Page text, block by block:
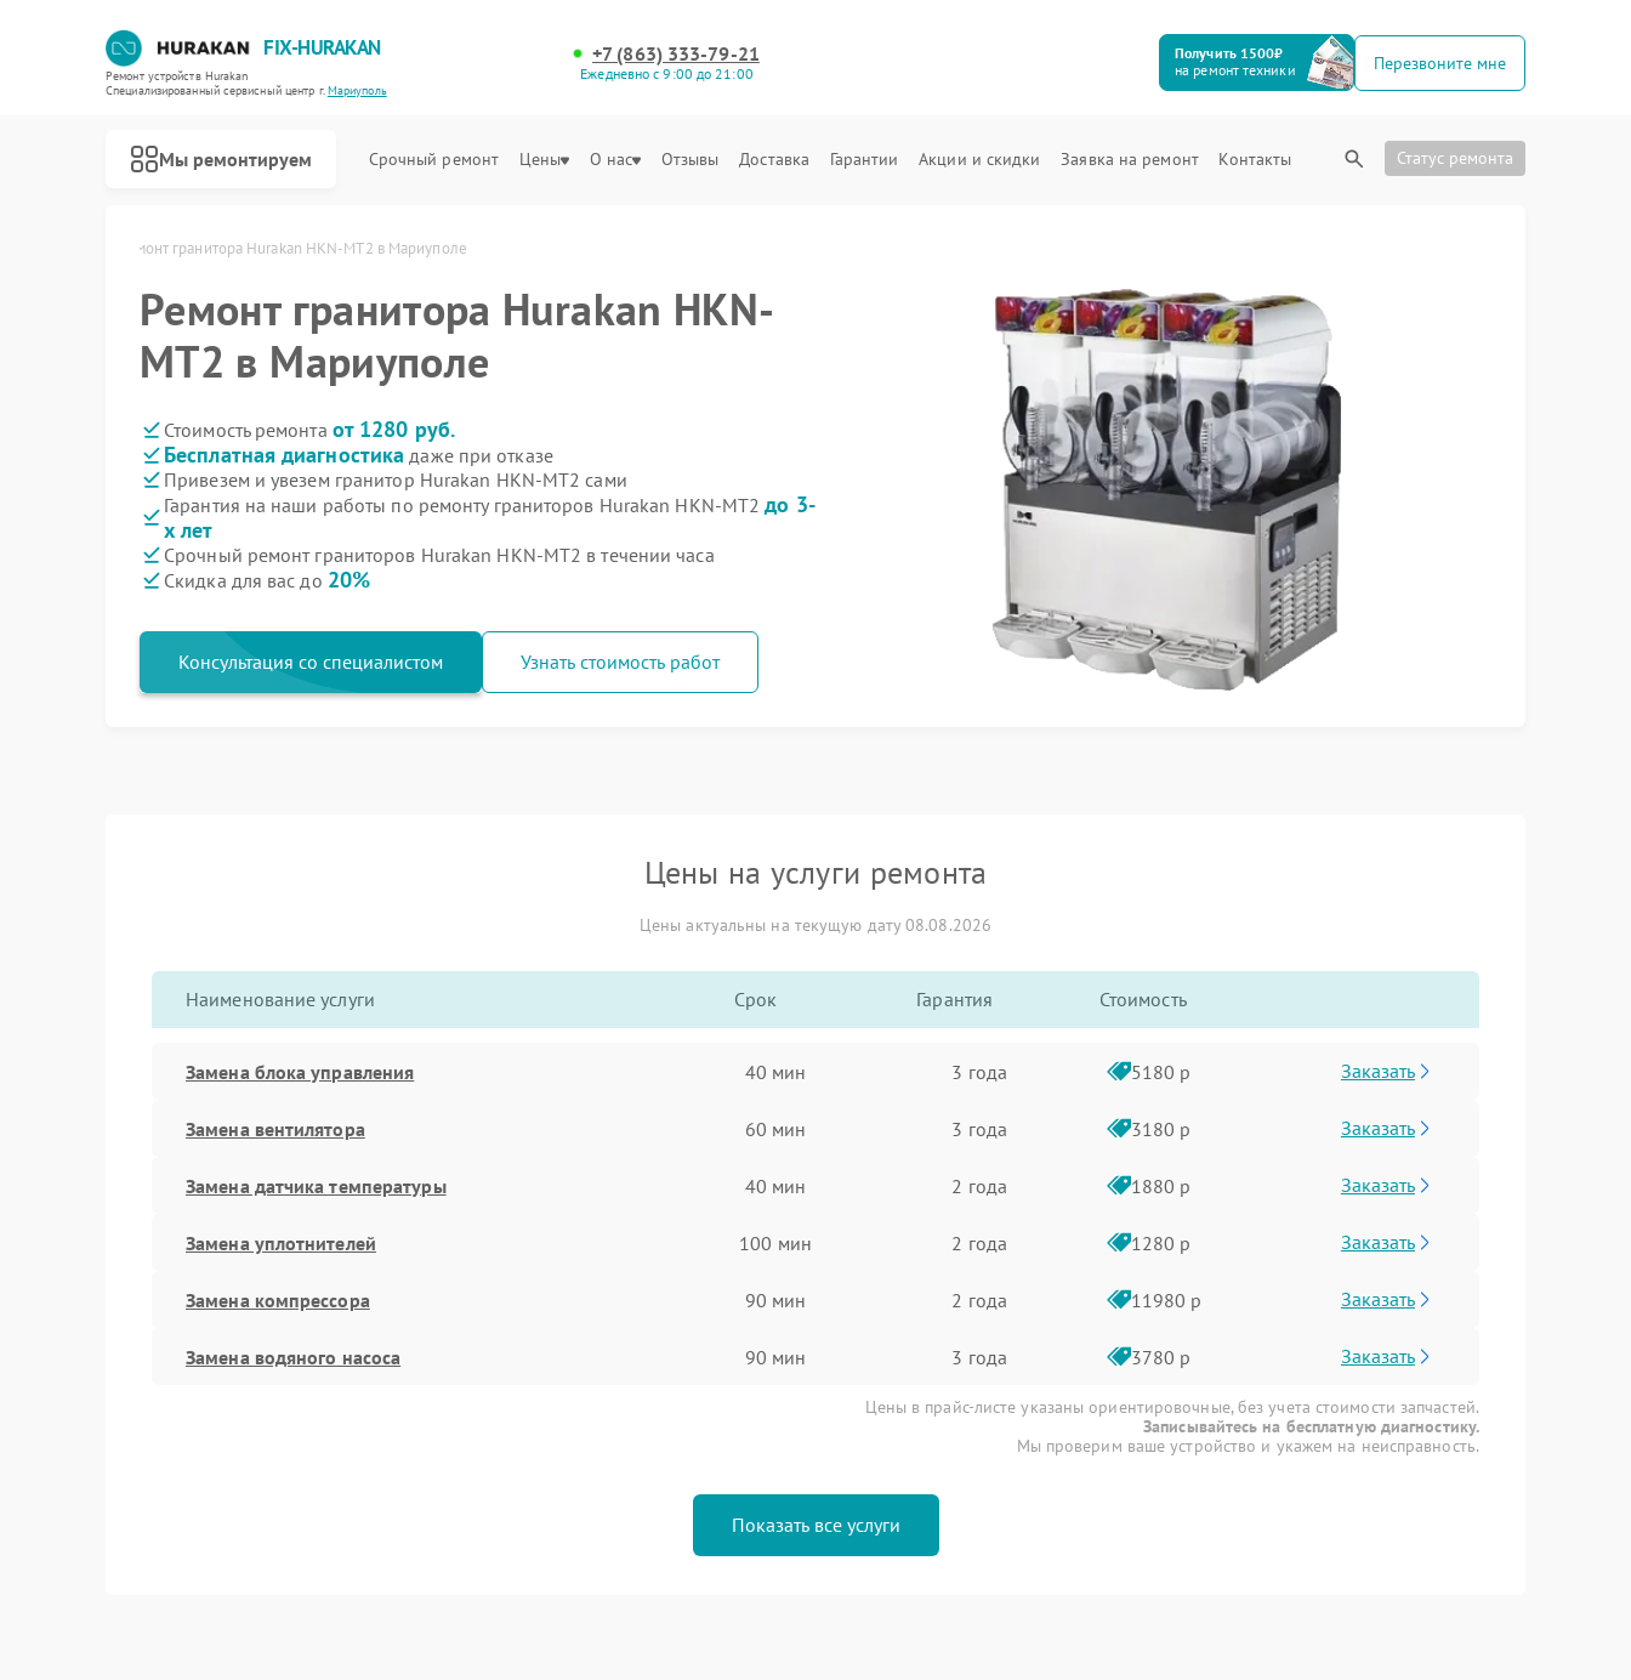
FIX-HURAKAN
Ремонт устройств Hurakan
Специализированный cервисный центр г.Мариуполь
+7 (863) 333-79-21
Ежедневно с 9:00 до 21:00
Получить 1500₽
на ремонт техники
Перезвоните мне
Мы ремонтируем Срочный ремонт Цены О нас Отзывы Доставка Гарантии Акции и скидки Заявка на ремонт Контакты Статус ремонта
Ремонт гранитора Hurakan HKN-MT2 в Мариуполе
Ремонт гранитора Hurakan HKN-
MT2 в Мариуполе
Стоимость ремонта от 1280 руб.
Бесплатная диагностика даже при отказе
Привезем и увезем гранитор Hurakan HKN-MT2 сами
Гарантия на наши работы по ремонту граниторов Hurakan HKN-MT2до 3-
х лет
Срочный ремонт граниторов Hurakan HKN-MT2 в течении часа
Скидка для вас до 20%
Консультация со специалистом Узнать стоимость работ
Цены на услуги ремонта
Цены актуальны на текущую дату 08.08.2026
Наименование услуги Срок Гарантия Стоимость
Замена блока управления 40 мин 3 года 5180 р Заказать
Замена вентилятора 60 мин 3 года 3180 р Заказать
Замена датчика температуры 40 мин 2 года 1880 р Заказать
Замена уплотнителей 100 мин 2 года 1280 р Заказать
Замена компрессора 90 мин 2 года 11980 р Заказать
Замена водяного насоса 90 мин 3 года 3780 р Заказать
Цены в прайс-листе указаны ориентировочные, без учета стоимости запчастей.
Записывайтесь на бесплатную диагностику.
Мы проверим ваше устройство и укажем на неисправность.
Показать все услуги